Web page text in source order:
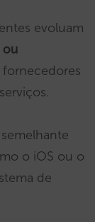
evoluam
ou
o iOS ou o
de